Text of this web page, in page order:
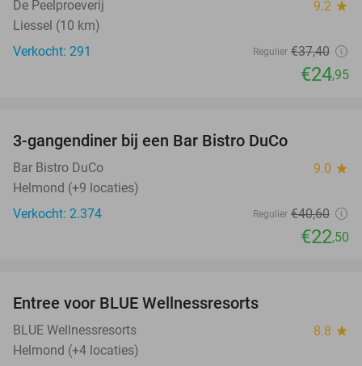
De Peelproeverij 9.2 star
Liessel (10 km)
Verkocht: 291
Regulier €37,40
€24,95
3-gangendiner bij een Bar Bistro DuCo
Bar Bistro DuCo 9.0 star
Helmond (+9 locaties)
Verkocht: 2.374
Regulier €40,60
€22,50
Entree voor BLUE Wellnessresorts
BLUE Wellnessresorts 8.8 star
Helmond (+4 locaties)